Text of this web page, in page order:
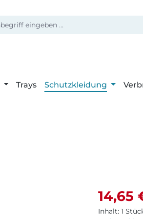
Trays Schutzkleidung
14,65
Inhalt: 1